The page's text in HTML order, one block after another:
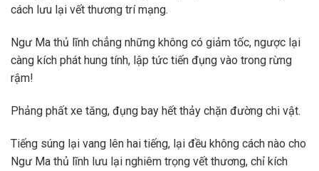
cách lưu lại vết thương trí mạng.
Ngư Ma thủ lĩnh chẳng những không có giảm tốc, ngược lại
càng kích phát hung tính, lập tức tiến đụng vào trong rừng
rậm!
Phảng phất xe tăng, đụng bay hết thảy chặn đường chi vật.
Tiếng súng lại vang lên hai tiếng, lại đều không cách nào cho
Ngư Ma thủ lĩnh lưu lại nghiêm trọng vết thương, chỉ kích